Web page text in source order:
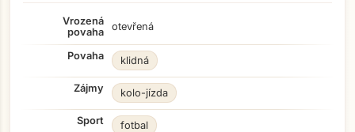
Vrozená
povaha
otevřená
Povaha klidná
Zájmy kolo-jízda
Sport fotbal